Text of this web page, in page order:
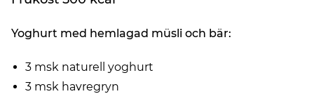
Yoghurt med hemlagad müsli och bär:
3 msk naturell yoghurt
3 msk havregryn